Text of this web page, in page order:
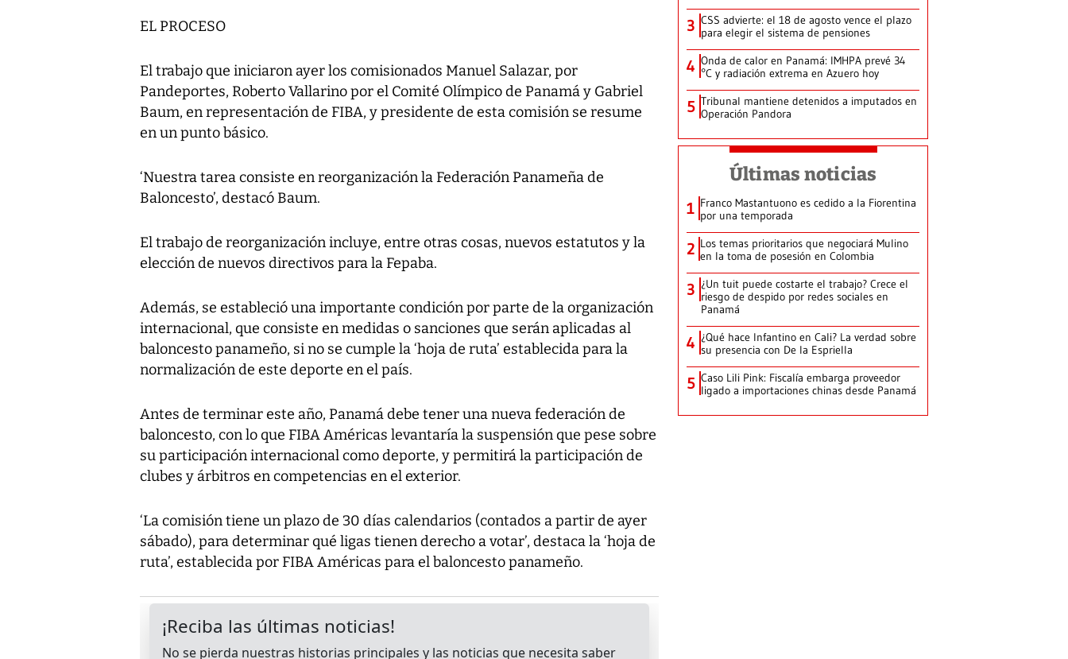
EL PROCESO
El trabajo que iniciaron ayer los comisionados Manuel Salazar, por
Pandeportes, Roberto Vallarino por el Comité Olímpico de Panamá y Gabriel
Baum, en representación de FIBA, y presidente de esta comisión se resume
en un punto básico.
‘Nuestra tarea consiste en reorganización la Federación Panameña de
Baloncesto’, destacó Baum.
El trabajo de reorganización incluye, entre otras cosas, nuevos estatutos y la
elección de nuevos directivos para la Fepaba.
Además, se estableció una importante condición por parte de la organización
internacional, que consiste en medidas o sanciones que serán aplicadas al
baloncesto panameño, si no se cumple la ‘hoja de ruta’ establecida para la
normalización de este deporte en el país.
Antes de terminar este año, Panamá debe tener una nueva federación de
baloncesto, con lo que FIBA Américas levantaría la suspensión que pese sobre
su participación internacional como deporte, y permitirá la participación de
clubes y árbitros en competencias en el exterior.
‘La comisión tiene un plazo de 30 días calendarios (contados a partir de ayer
sábado), para determinar qué ligas tienen derecho a votar’, destaca la ‘hoja de
ruta’, establecida por FIBA Américas para el baloncesto panameño.
3 CSS advierte: el 18 de agosto vence el plazo
para elegir el sistema de pensiones
4 Onda de calor en Panamá: IMHPA prevé 34
°C y radiación extrema en Azuero hoy
5 Tribunal mantiene detenidos a imputados en
Operación Pandora
Últimas noticias
1 Franco Mastantuono es cedido a la Fiorentina
por una temporada
2 Los temas prioritarios que negociará Mulino
en la toma de posesión en Colombia
3 ¿Un tuit puede costarte el trabajo? Crece el
riesgo de despido por redes sociales en
Panamá
4 ¿Qué hace Infantino en Cali? La verdad sobre
su presencia con De la Espriella
5 Caso Lili Pink: Fiscalía embarga proveedor
ligado a importaciones chinas desde Panamá